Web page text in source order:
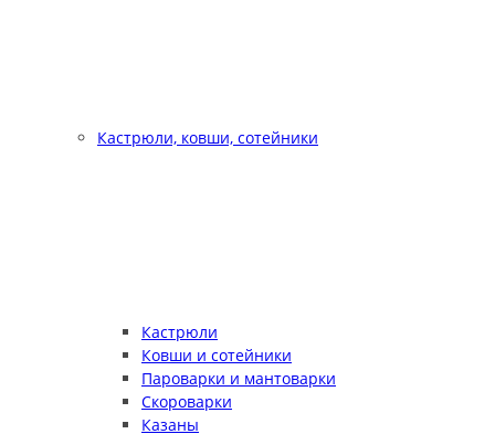
Кастрюли, ковши, сотейники
Кастрюли
Ковши и сотейники
Пароварки и мантоварки
Скороварки
Казаны